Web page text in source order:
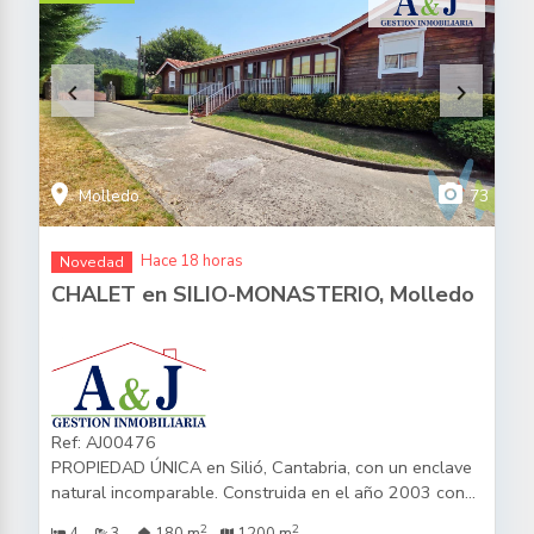
concertar visita, solo por tlf.
keyboard_arrow_left keyboard_arrow_right
location_onMolledo photo_camera73
Novedad Hace 18 horas
CHALET en SILIO-MONASTERIO, Molledo
Ref: AJ00476
PROPIEDAD ÚNICA en Silió, Cantabria, con un enclave
natural incomparable. Construida en el año 2003 con
2 2